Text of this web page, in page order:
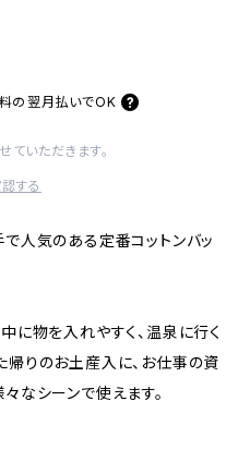
の 翌月払いでOK
いただきます。
する
人気のある定番コットンバッ
に物を入れやすく、温泉に行く
帰りのお土産入に、お仕事の資
なシーンで使えます。